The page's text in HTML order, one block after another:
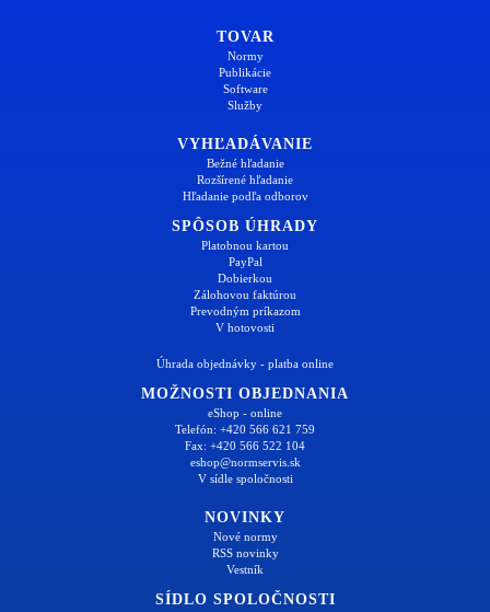
TOVAR
Normy
Publikácie
Software
Služby
VYHĽADÁVANIE
Bežné hľadanie
Rozšírené hľadanie
Hľadanie podľa odborov
SPÔSOB ÚHRADY
Platobnou kartou
PayPal
Dobierkou
Zálohovou faktúrou
Prevodným príkazom
V hotovosti
Úhrada objednávky - platba online
MOŽNOSTI OBJEDNANIA
eShop - online
Telefón: +420 566 621 759
Fax: +420 566 522 104
eshop@normservis.sk
V sídle spoločnosti
NOVINKY
Nové normy
RSS novinky
Vestník
SÍDLO SPOLOČNOSTI